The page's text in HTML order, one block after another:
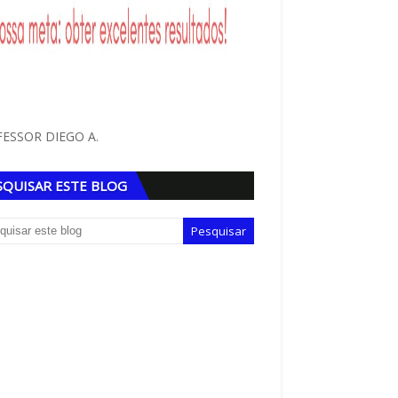
DIEGO A.
ESTE BLOG